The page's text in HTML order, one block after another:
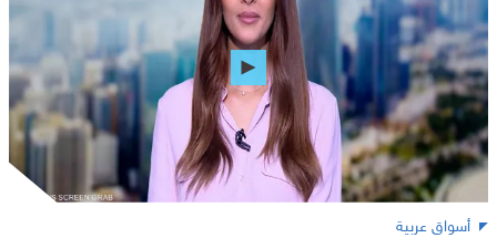
أسواق عربية